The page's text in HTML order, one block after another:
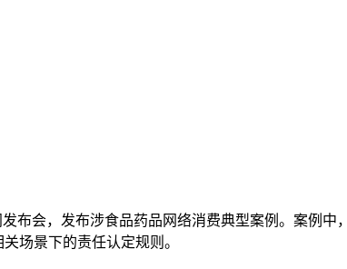
布会，发布涉食品药品网络消费典型案例。案例
场景下的责任认定规则。